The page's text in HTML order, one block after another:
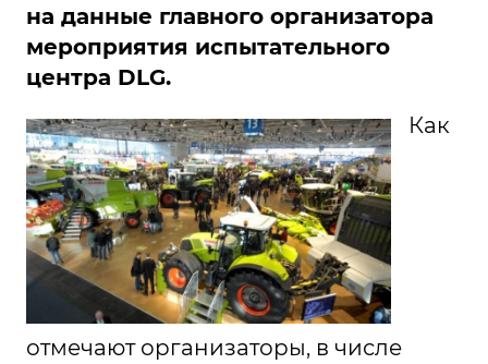
на данные главного организатора
мероприятия испытательного
центра DLG.
Как
отмечают организаторы, в числе